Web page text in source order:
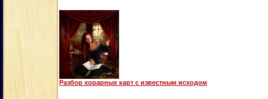
Разбор хорарных карт с известным исходом